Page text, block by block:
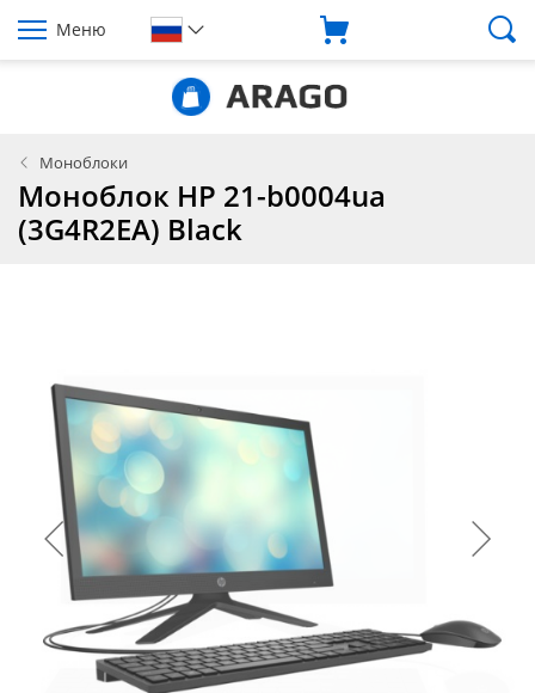
Меню
Моноблоки
Моноблок HP 21-b0004ua
(3G4R2EA) Black